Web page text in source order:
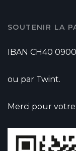
SOUTENIR LA
IBAN CH40
ou par Twint.
Merci pour